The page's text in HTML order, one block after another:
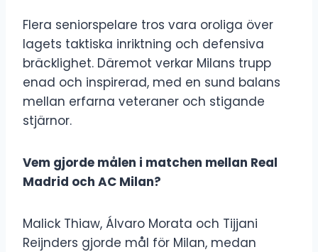
Flera seniorspelare tros vara oroliga över
lagets taktiska inriktning och defensiva
bräcklighet. Däremot verkar Milans trupp
enad och inspirerad, med en sund balans
mellan erfarna veteraner och stigande
stjärnor.
Vem gjorde målen i matchen mellan Real
Madrid och AC Milan?
Malick Thiaw, Álvaro Morata och Tijjani
Reijnders gjorde mål för Milan, medan